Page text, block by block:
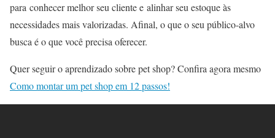
para conhecer melhor seu cliente e alinhar seu estoque às
necessidades mais valorizadas. Afinal, o que o seu público-alvo
busca é o que você precisa oferecer.
Quer seguir o aprendizado sobre pet shop?Confira agora mesmo
Como montar um pet shop em 12 passos!